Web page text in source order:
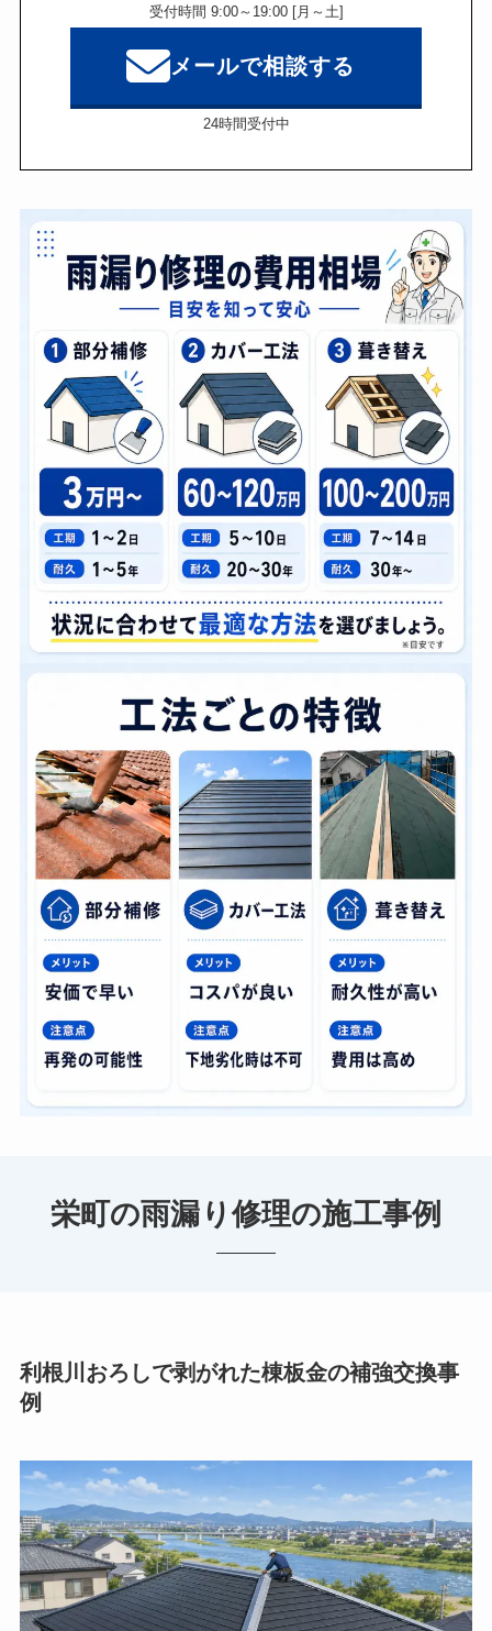
受付時間 9:00～19:00 [月～土]
メールで相談する
24時間受付中
栄町の雨漏り修理の施工事例
利根川おろしで剥がれた棟板金の補強交換事
例